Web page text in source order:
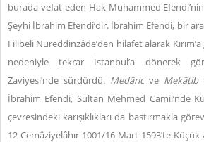
burada vefat eden Hak Muhammed
Şeyhi İbrahim Efendi’dir. İbrahim Efendi, bir
Filibeli Nureddinzâde’den hilafet alarak
nedeniyle tekrar İstanbul’a dönerek
Zaviyesi’nde sürdürdü. Medâricve Mekâtib
İbrahim Efendi, Sultan Mehmed Camii’nde
çevresindeki karışıklıkları da bastırmakla
12 Cemâziyelâhır 1001/16 Mart 1593’te